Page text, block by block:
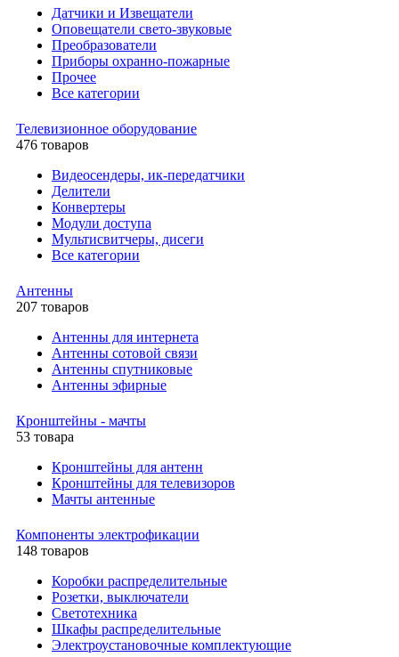
Датчики и Извещатели
Оповещатели свето-звуковые
Преобразователи
Приборы охранно-пожарные
Прочее
Все категории
Телевизионное оборудование
476 товаров
Видеосендеры, ик-передатчики
Делители
Конвертеры
Модули доступа
Мультисвитчеры, дисеги
Все категории
Антенны
207 товаров
Антенны для интернета
Антенны сотовой связи
Антенны спутниковые
Антенны эфирные
Кронштейны - мачты
53 товара
Кронштейны для антенн
Кронштейны для телевизоров
Мачты антенные
Компоненты электрофикации
148 товаров
Коробки распределительные
Розетки, выключатели
Светотехника
Шкафы распределительные
Электроустановочные комплектующие